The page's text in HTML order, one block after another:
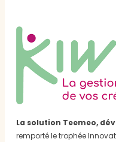
La solution Teemeo,
remporté le trophée